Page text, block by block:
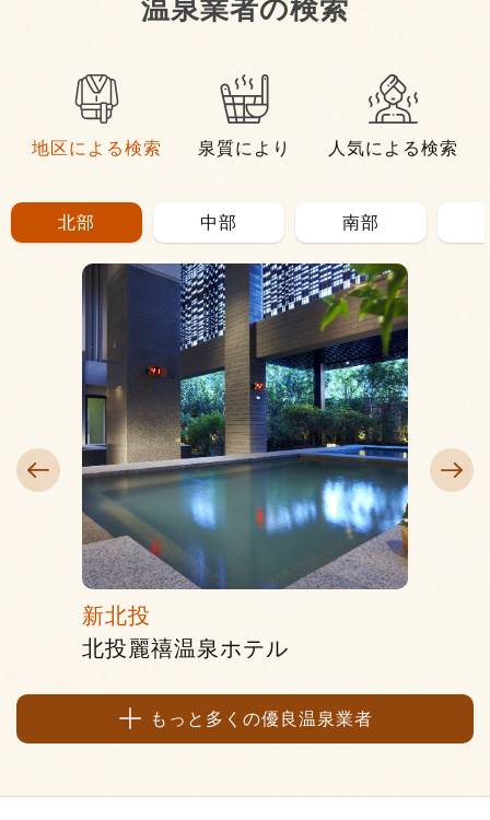
温泉業者の検索
地区による検索 泉質により 人気による検索
北部 中部 南部
新北投
北投麗禧温泉ホテル
もっと多くの優良温泉業者